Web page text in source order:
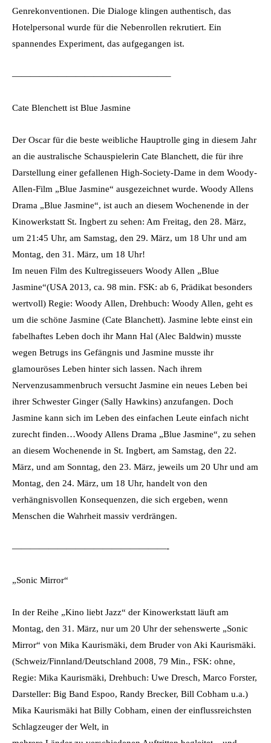
Genrekonventionen. Die Dialoge klingen authentisch, das
Hotelpersonal wurde für die Nebenrollen rekrutiert. Ein
spannendes Experiment, das aufgegangen ist.
—————————————————–
Cate Blenchett ist Blue Jasmine
Der Oscar für die beste weibliche Hauptrolle ging in diesem Jahr
an die australische Schauspielerin Cate Blanchett, die für ihre
Darstellung einer gefallenen High-Society-Dame in dem Woody-
Allen-Film „Blue Jasmine“ ausgezeichnet wurde. Woody Allens
Drama „Blue Jasmine“, ist auch an diesem Wochenende in der
Kinowerkstatt St. Ingbert zu sehen: Am Freitag, den 28. März,
um 21:45 Uhr, am Samstag, den 29. März, um 18 Uhr und am
Montag, den 31. März, um 18 Uhr!
Im neuen Film des Kultregisseuers Woody Allen „Blue
Jasmine“(USA 2013, ca. 98 min. FSK: ab 6, Prädikat besonders
wertvoll) Regie: Woody Allen, Drehbuch: Woody Allen, geht es
um die schöne Jasmine (Cate Blanchett). Jasmine lebte einst ein
fabelhaftes Leben doch ihr Mann Hal (Alec Baldwin) musste
wegen Betrugs ins Gefängnis und Jasmine musste ihr
glamouröses Leben hinter sich lassen. Nach ihrem
Nervenzusammenbruch versucht Jasmine ein neues Leben bei
ihrer Schwester Ginger (Sally Hawkins) anzufangen. Doch
Jasmine kann sich im Leben des einfachen Leute einfach nicht
zurecht finden…Woody Allens Drama „Blue Jasmine“, zu sehen
an diesem Wochenende in St. Ingbert, am Samstag, den 22.
März, und am Sonntag, den 23. März, jeweils um 20 Uhr und am
Montag, den 24. März, um 18 Uhr, handelt von den
verhängnisvollen Konsequenzen, die sich ergeben, wenn
Menschen die Wahrheit massiv verdrängen.
—————————————————-
„Sonic Mirror“
In der Reihe „Kino liebt Jazz“ der Kinowerkstatt läuft am
Montag, den 31. März, nur um 20 Uhr der sehenswerte „Sonic
Mirror“ von Mika Kaurismäki, dem Bruder von Aki Kaurismäki.
(Schweiz/Finnland/Deutschland 2008, 79 Min., FSK: ohne,
Regie: Mika Kaurismäki, Drehbuch: Uwe Dresch, Marco Forster,
Darsteller: Big Band Espoo, Randy Brecker, Bill Cobham u.a.)
Mika Kaurismäki hat Billy Cobham, einen der einflussreichsten
Schlagzeuger der Welt, in